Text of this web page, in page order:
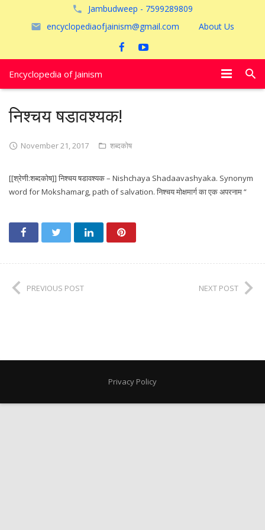
Jambudweep - 7599289809
encyclopediaofjainism@gmail.com
About Us
Encyclopedia of Jainism
अयोध्या
निश्चय षडावश्यक!
November 21, 2017 शब्दकोष
[[श्रेणी:शब्दकोष]] निश्चय षडावश्यक – Nishchaya Shadaavashyaka. Synonym
word for Mokshamarg, path of salvation. निश्चय मोक्षमार्ग का एक अपरनाम “
PREVIOUS POST NEXT POST
Privacy Policy